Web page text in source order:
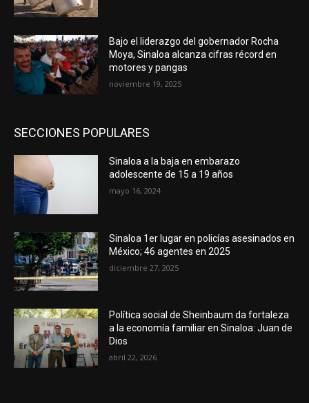
Bajo el liderazgo del gobernador Rocha
Moya, Sinaloa alcanza cifras récord en
motores y pangas
noviembre 19, 2025
SECCIONES POPULARES
Sinaloa a la baja en embarazo
adolescente de 15 a 19 años
mayo 16, 2024
Sinaloa 1er lugar en policías asesinados en
México; 46 agentes en 2025
diciembre 27, 2025
Política social de Sheinbaum da fortaleza
a la economía familiar en Sinaloa: Juan de
Dios
abril 22, 2026